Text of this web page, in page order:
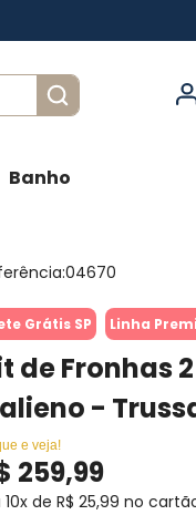
Banho
:04670
Grátis SP Linha
de Fronhas
-
e veja!
259,99
10x deR$ 25,99 no